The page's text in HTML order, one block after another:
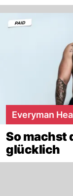
Everyman
So machst
glücklich